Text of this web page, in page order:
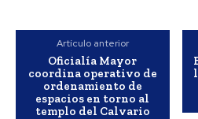
Artículo anterior
Oficialía Mayor
coordina operativo de
ordenamiento de
espacios en torno al
templo del Calvario